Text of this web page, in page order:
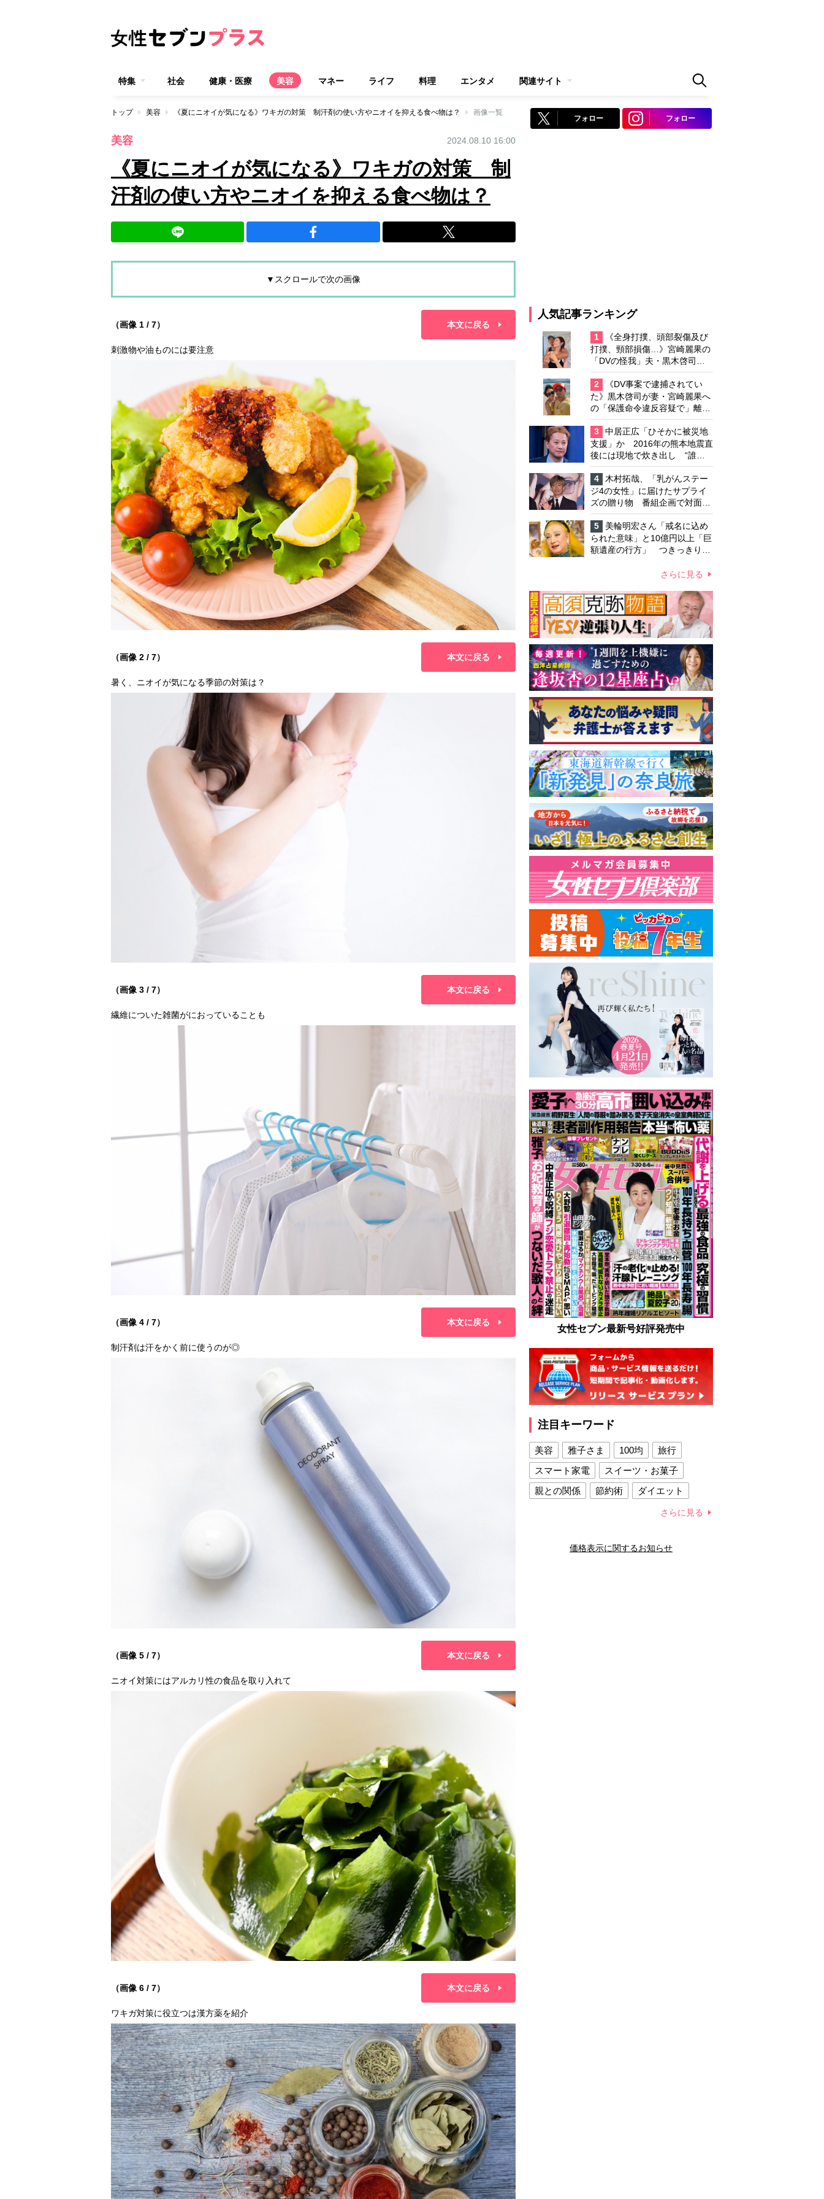
特集 社会 健康・医療 美容 マネー ライフ 料理 エンタメ 関連サイト
トップ 美容 《夏にニオイが気になる》ワキガの対策 制汗剤の使い方やニオイを抑える食べ物は？ 画像一覧
美容 2024.08.10 16:00
《夏にニオイが気になる》ワキガの対策 制
汗剤の使い方やニオイを抑える食べ物は？
▼スクロールで次の画像
（画像 1 / 7） 本文に戻る
刺激物や油ものには要注意
（画像 2 / 7） 本文に戻る
暑く、ニオイが気になる季節の対策は？
（画像 3 / 7） 本文に戻る
繊維についた雑菌がにおっていることも
（画像 4 / 7） 本文に戻る
制汗剤は汗をかく前に使うのが◎
（画像 5 / 7） 本文に戻る
ニオイ対策にはアルカリ性の食品を取り入れて
（画像 6 / 7） 本文に戻る
ワキガ対策に役立つは漢方薬を紹介
フォロー フォロー
人気記事ランキング
1
《全身打撲、頭部裂傷及び
打撲、頸部損傷…》宮崎麗果の
「DVの怪我」夫・黒木啓司の
逮捕で始まる「夫婦の闘争」
2
《DV事案で逮捕されてい
た》黒木啓司が妻・宮崎麗果へ
の「保護命令違反容疑で」離婚
協議は「第二ステージ」へ
3
中居正広「ひそかに被災地
支援」か 2016年の熊本地震直
後には現地で炊き出し “誰に
も知られなくて良い”と、むし
ろ強まる福祉活動への思い
4
木村拓哉、「乳がんステー
ジ4の女性」に届けたサプライ
ズの贈り物 番組企画で対面し
たファンが、夢と希望を与える
心遣いに「うれしくて号泣しま
した」
5
美輪明宏さん「戒名に込め
られた意味」と10億円以上「巨
額遺産の行方」 つきっきりで
さらに見る
女性セブン最新号好評発売中
注目キーワード
美容 雅子さま 100均
旅行
スマート家電
スイーツ・お菓子
親との関係
節約術
ダイエット
夫との関係
新津春子 どか食い
さらに見る
価格表示に関するお知らせ